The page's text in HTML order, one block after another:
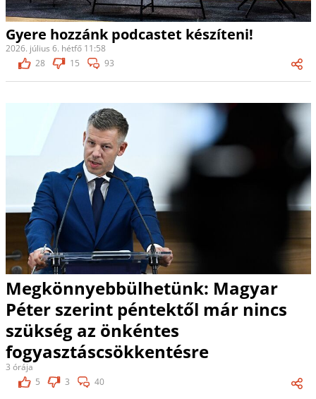
Gyere hozzánk podcastet készíteni!
2026. július 6. hétfő 11:58
28
15 93
Megkönnyebbülhetünk: Magyar
Péter szerint péntektől már nincs
szükség az önkéntes
fogyasztáscsökkentésre
3 órája
5
3 40